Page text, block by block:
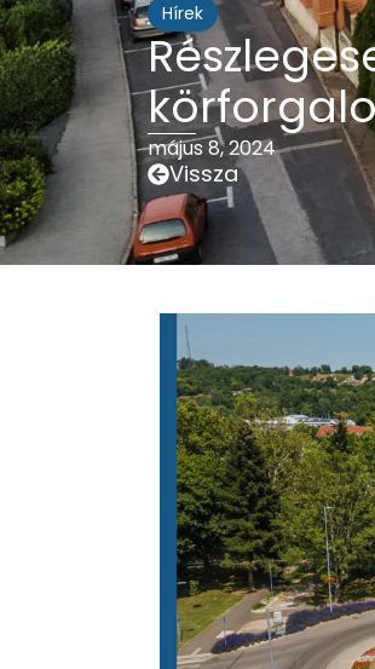
Hírek
május 8, 2024
Vissza